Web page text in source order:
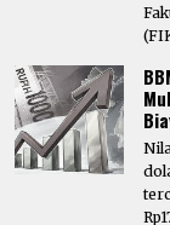
OPINI
“Tone Deaf”
Tengah Krisis
Politik: